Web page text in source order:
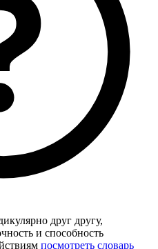
друг другу,
и способность
посмотреть словарь